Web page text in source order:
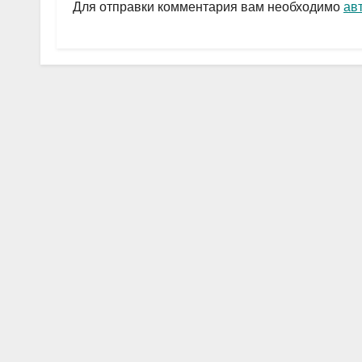
p
ть
Для отправки комментария вам необходимо